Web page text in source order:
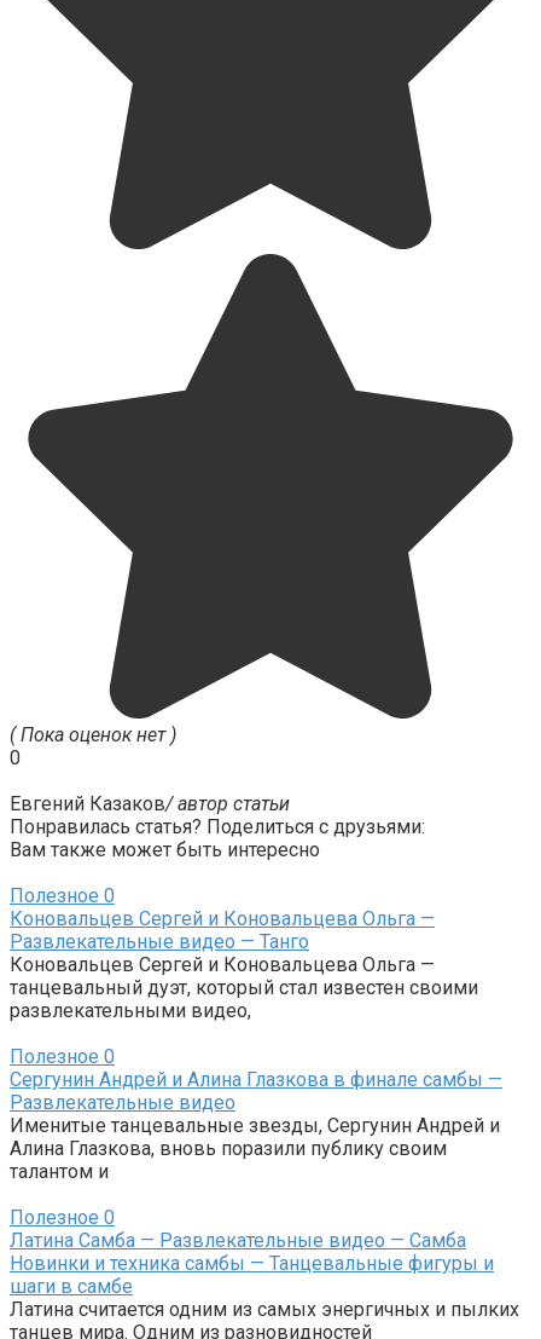
( Пока оценок нет )
0
Евгений Казаков/ автор статьи
Понравилась статья? Поделиться с друзьями:
Вам также может быть интересно
Полезное 0
Коновальцев Сергей и Коновальцева Ольга —
Развлекательные видео — Танго
Коновальцев Сергей и Коновальцева Ольга —
танцевальный дуэт, который стал известен своими
развлекательными видео,
Полезное 0
Сергунин Андрей и Алина Глазкова в финале самбы —
Развлекательные видео
Именитые танцевальные звезды, Сергунин Андрей и
Алина Глазкова, вновь поразили публику своим
талантом и
Полезное 0
Латина Самба — Развлекательные видео — Самба
Новинки и техника самбы — Танцевальные фигуры и
шаги в самбе
Латина считается одним из самых энергичных и пылких
танцев мира. Одним из разновидностей